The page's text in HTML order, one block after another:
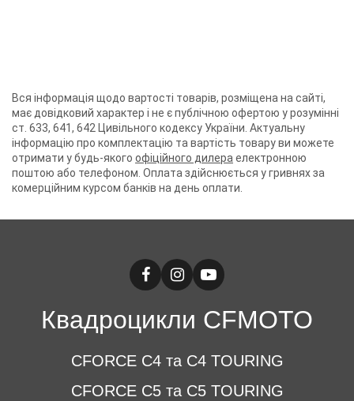
Вся інформація щодо вартості товарів, розміщена на сайті,
має довідковий характер і не є публічною офертою у розумінні
ст. 633, 641, 642 Цивільного кодексу України. Актуальну
інформацію про комплектацію та вартість товару ви можете
отримати у будь-якого офіційного дилераелектронною
поштою або телефоном. Оплата здійснюється у гривнях за
комерційним курсом банків на день оплати.
Квадроцикли CFMOTO
CFORCE C4 та C4 TOURING
CFORCE C5 та C5 TOURING